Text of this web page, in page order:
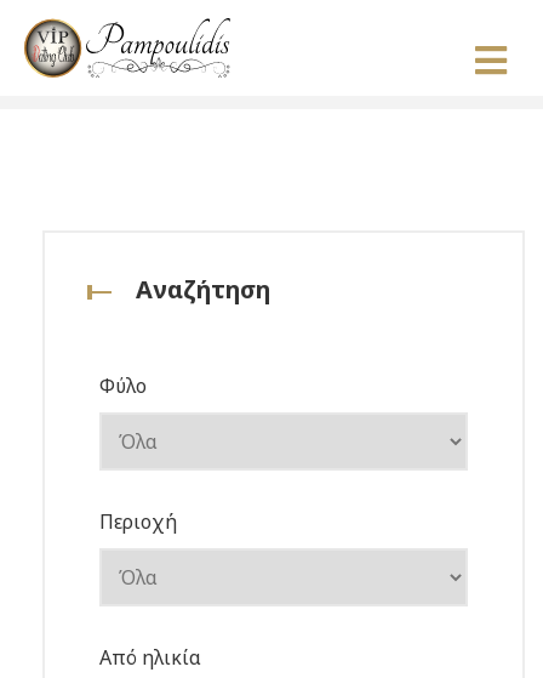
Αναζήτηση
Φύλο
Περιοχή
Από ηλικία